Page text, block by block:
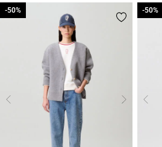
-50%
-50% -50%
-50%